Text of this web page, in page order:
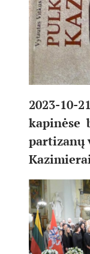
2023-10-
kapinėse
partizanų